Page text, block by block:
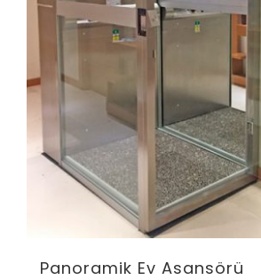
Panoramik Ev Asansörü